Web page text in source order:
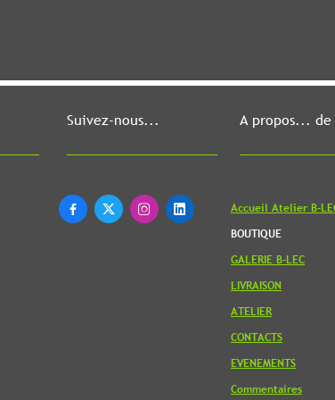
Suivez-nous...
   
A propos... de
Accueil Atelier B-
BOUTIQUE
GALERIE B-LEC
LIVRAISON
ATELIER
CONTACTS
EVENEMENTS
Commentaires